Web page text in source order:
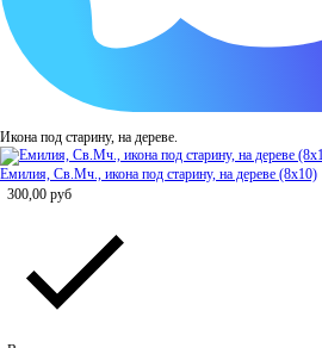
Икона под старину, на дереве.
Емилия, Св.Мч., икона под старину, на дереве (8x10)
300,00 руб